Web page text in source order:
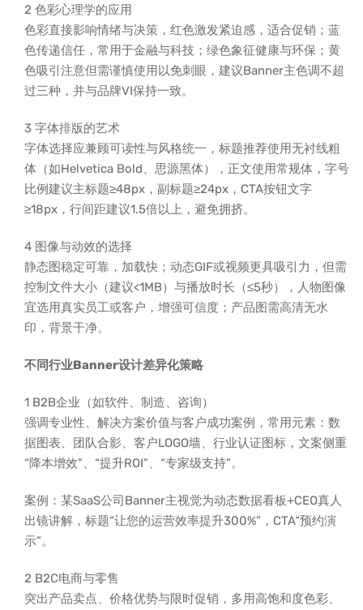
2 色彩心理学的应用
色彩直接影响情绪与决策，红色激发紧迫感，适合促销；蓝
色传递信任，常用于金融与科技；绿色象征健康与环保；黄
色吸引注意但需谨慎使用以免刺眼，建议Banner主色调不超
过三种，并与品牌VI保持一致。
3 字体排版的艺术
字体选择应兼顾可读性与风格统一，标题推荐使用无衬线粗
体（如Helvetica Bold、思源黑体），正文使用常规体，字号
比例建议主标题≥48px，副标题≥24px，CTA按钮文字
≥18px，行间距建议1.5倍以上，避免拥挤。
4 图像与动效的选择
静态图稳定可靠，加载快；动态GIF或视频更具吸引力，但需
控制文件大小（建议<1MB）与播放时长（≤5秒），人物图像
宜选用真实员工或客户，增强可信度；产品图需高清无水
印，背景干净。
不同行业Banner设计差异化策略
1 B2B企业（如软件、制造、咨询）
强调专业性、解决方案价值与客户成功案例，常用元素：数
据图表、团队合影、客户LOGO墙、行业认证图标，文案侧重
“降本增效”、“提升ROI”、“专家级支持”。
案例：某SaaS公司Banner主视觉为动态数据看板+CEO真人
出镜讲解，标题“让您的运营效率提升300%”，CTA“预约演
示”。
2 B2C电商与零售
突出产品卖点、价格优势与限时促销，多用高饱和度色彩、